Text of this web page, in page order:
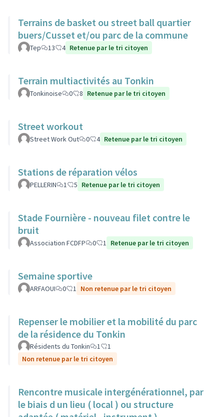
Terrains de basket ou street ball quartier
buers/Cusset et/ou parc de la commune
Tep 13 4 Retenue par le tri citoyen
Terrain multiactivités au Tonkin
Tonkinoise 0 8 Retenue par le tri citoyen
Street workout
Street Work Out 0 4 Retenue par le tri citoyen
Stations de réparation vélos
PELLERIN 1 5 Retenue par le tri citoyen
Stade Fournière - nouveau filet contre le
bruit
Association FCDFP 0 1 Retenue par le tri citoyen
Semaine sportive
ARFAOUI 0 1 Non retenue par le tri citoyen
Repenser le mobilier et la mobilité du parc
de la résidence du Tonkin
Résidents du Tonkin 1
1
Non retenue par le tri citoyen
Rencontre musicale intergénérationnel, par
le biais d un lieu ( local ) ou structure